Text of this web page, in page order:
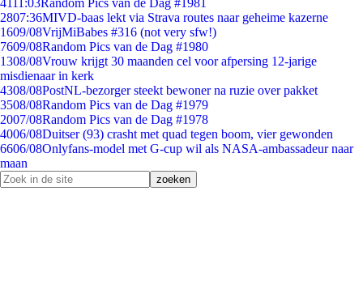
4111:03Random Pics van de Dag #1981
2807:36MIVD-baas lekt via Strava routes naar geheime kazerne
1609/08VrijMiBabes #316 (not very sfw!)
7609/08Random Pics van de Dag #1980
1308/08Vrouw krijgt 30 maanden cel voor afpersing 12-jarige
misdienaar in kerk
4308/08PostNL-bezorger steekt bewoner na ruzie over pakket
3508/08Random Pics van de Dag #1979
2007/08Random Pics van de Dag #1978
4006/08Duitser (93) crasht met quad tegen boom, vier gewonden
6606/08Onlyfans-model met G-cup wil als NASA-ambassadeur naar
maan